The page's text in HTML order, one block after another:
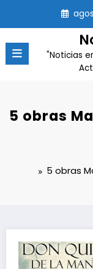
contenido
"Noticias
5 obras
5 obras